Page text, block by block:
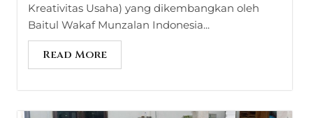
Kreativitas Usaha) yang dikembangkan oleh
Baitul Wakaf Munzalan Indonesia...
Read More